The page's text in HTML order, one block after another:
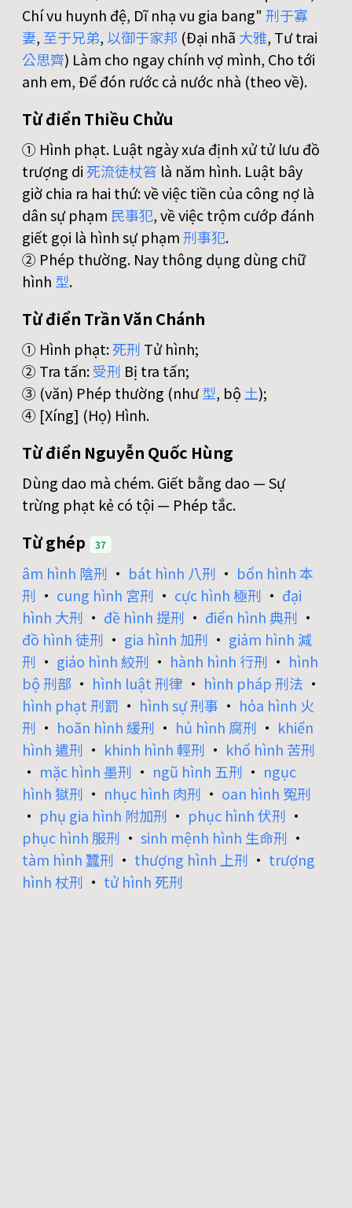
Chí vu huynh đệ, Dĩ nhạ vu gia bang" 刑于寡
妻, 至于兄弟,以御于家邦 (Đại nhã 大雅, Tư trai
公思齊) Làm cho ngay chính vợ mình, Cho tới
anh em, Để đón rước cả nước nhà (theo về).
Từ điển Thiều Chửu
① Hình phạt. Luật ngày xưa định xử tử lưu đồ
trượng di死流徒杖笞 là năm hình. Luật bây
giờ chia ra hai thứ: về việc tiền của công nợ là
dân sự phạm 民事犯, về việc trộm cướp đánh
giết gọi là hình sự phạm刑事犯.
② Phép thường. Nay thông dụng dùng chữ
hình 型.
Từ điển Trần Văn Chánh
① Hình phạt:死刑 Tử hình;
② Tra tấn:受刑 Bị tra tấn;
③ (văn) Phép thường (như型, bộ 土);
④ [Xíng] (Họ) Hình.
Từ điển Nguyễn Quốc Hùng
Dùng dao mà chém. Giết bằng dao — Sự
trừng phạt kẻ có tội — Phép tắc.
Từ ghép 37
âm hình 陰刑 • bát hình 八刑 • bổn hình 本
刑 • cung hình 宮刑 • cực hình 極刑 • đại
hình 大刑 • đề hình 提刑 • điển hình 典刑 •
đồ hình 徒刑 • gia hình 加刑 • giảm hình 減
刑 • giảo hình 絞刑 • hành hình 行刑 • hình
bộ 刑部 • hình luật 刑律 • hình pháp 刑法 •
hình phạt 刑罰 • hình sự 刑事 • hỏa hình 火
刑 • hoãn hình 緩刑 • hủ hình 腐刑 • khiển
hình 遣刑 • khinh hình 輕刑 • khổ hình 苦刑
• mặc hình 墨刑 • ngũ hình 五刑 • ngục
hình 獄刑 • nhục hình 肉刑 • oan hình 冤刑
• phụ gia hình 附加刑 • phục hình 伏刑 •
phục hình 服刑 • sinh mệnh hình 生命刑 •
tàm hình 蠶刑 • thượng hình 上刑 • trượng
hình 杖刑 • tử hình 死刑